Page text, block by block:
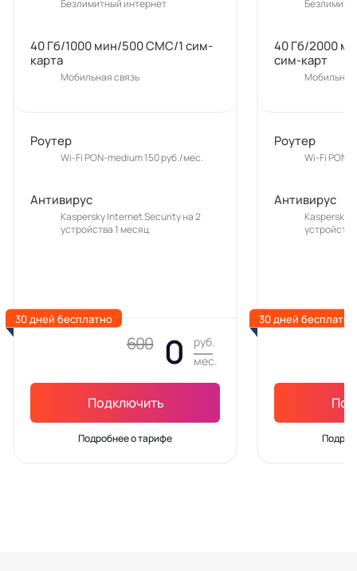
Безлимитный интернет
40 Гб/1000 мин/500 СМС/1 сим-
карта
Мобильная связь
Роутер
Wi-Fi PON-medium 150 руб./мес.
Антивирус
Kaspersky Internet Security на 2
устройства 1 месяц
600 0
руб.
мес.
Подключить
Подробнее о тарифе
30 дней бесплатно
40 Гб/2000
сим-карт
Мобильная
Роутер
Wi-Fi PON-
Антивирус
Kaspersky
30 дней бесплатно